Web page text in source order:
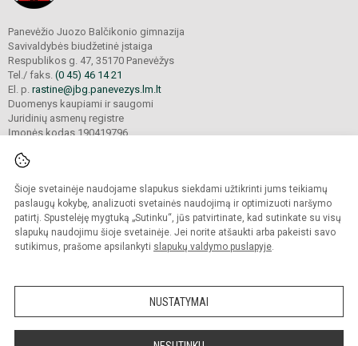
Šioje svetainėje naudojame slapukus siekdami užtikrinti jums teikiamų
paslaugų kokybę, analizuoti svetainės naudojimą ir optimizuoti naršymo
patirtį. Spustelėję mygtuką „Sutinku“, jūs patvirtinate, kad sutinkate su visų
slapukų naudojimu šioje svetainėje. Jei norite atšaukti arba pakeisti savo
sutikimus, prašome apsilankyti slapukų valdymo puslapyje.
NUSTATYMAI
Panevėžio Juozo Balčikonio gimnazija
Savivaldybės biudžetinė įstaiga
Respublikos g. 47, 35170 Panevėžys
Tel./ faks. (0 45) 46 14 21
El. p. rastine@jbg.panevezys.lm.lt
Duomenys kaupiami ir saugomi
Juridinių asmenų registre
Įmonės kodas 190419796
© 2026. Panevėžio Juozo Balčikonio gimnazija. Visos teisės saugomos.
Kopijuoti turinį be raštiško gimnazijos sutikimo griežtai draudžiama.
Prieinamumo paraiška Slapukų politika
Sumanus būdas atnaujinti